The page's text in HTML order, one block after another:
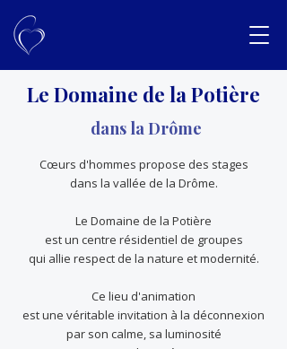
Le Domaine de la Potière
dans la Drôme
Cœurs d'hommes propose des stages
dans la vallée de la Drôme.
Le Domaine de la Potière
est un centre résidentiel de groupes
qui allie respect de la nature et modernité.
Ce lieu d'animation
est une véritable invitation à la déconnexion
par son calme, sa luminosité